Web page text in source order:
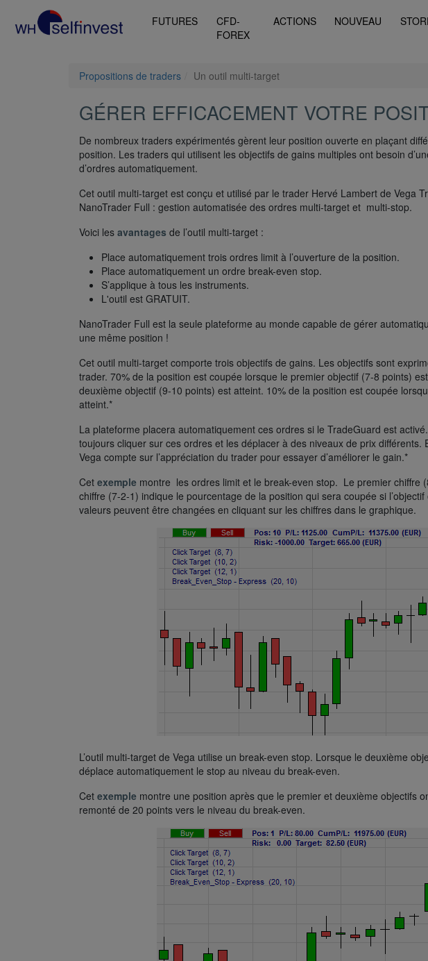
FUTURES
CFD-
FOREX
ACTIONS NOUVEAU
Propositions de traders Un outil multi-target
GÉRER EFFICACEMENT VOTRE
De nombreux traders expérimentés gèrent leur position ouverte en plaçant
position. Les traders qui utilisent les objectifs de gains multiples ont besoin
d’ordres automatiquement.
Cet outil multi-target est conçu et utilisé par le trader Hervé Lambert de Vega
NanoTrader Full : gestion automatisée des ordres multi-target et multi-stop.
Voici les avantages de l’outil multi-target :
Place automatiquement trois ordres limit à l’ouverture de la position.
Place automatiquement un ordre break-even stop.
S’applique à tous les instruments.
L'outil est GRATUIT.
NanoTrader Full est la seule plateforme au monde capable de gérer
une même position !
Cet outil multi-target comporte trois objectifs de gains. Les objectifs sont
trader. 70% de la position est coupée lorsque le premier objectif (7-8 points)
deuxième objectif (9-10 points) est atteint. 10% de la position est coupée
atteint.*
La plateforme placera automatiquement ces ordres si le TradeGuard est
toujours cliquer sur ces ordres et les déplacer à des niveaux de prix
Vega compte sur l’appréciation du trader pour essayer d’améliorer le gain.*
Cet exemple montre les ordres limit et le break-even stop. Le premier chiffre
chiffre (7-2-1) indique le pourcentage de la position qui sera coupée si
valeurs peuvent être changées en cliquant sur les chiffres dans le graphique.
L’outil multi-target de Vega utilise un break-even stop. Lorsque le deuxième
déplace automatiquement le stop au niveau du break-even.
Cet exemple montre une position après que le premier et deuxième objectifs
remonté de 20 points vers le niveau du break-even.